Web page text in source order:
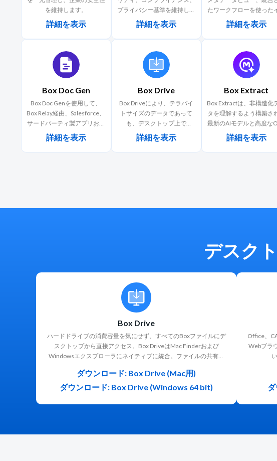
を維持します。
詳細を表示
プライバシー基準を維持しな
がら、企業のコンテンツに内
在する豊富な知識を活用し、
社内のすべての人をよりスマ
ートに、より生産的にしま
す。会議メモの下書きから長
文の調査研究に含まれる重要
な結論の特定まで、さまざま
なリクエストをBox AIに送信
し、数秒で答えを得ることが
できます。また、AIによるイ
ンサイトは、ミッションクリ
つ安心して行えるようにしま
す。
詳細を表示
たワークフローを使った
テリジェントなアプリケ
ョンをチームで簡単に作
きます。
詳細を表示
Box Doc Gen
Box Doc Genを使用して、
Box Relay経由、Salesforce、
サードパーティ製アプリおよ
びカスタムアプリでカスタム
ドキュメントをBox内に動的
に生成できます。
詳細を表示
Box Drive
Box Driveにより、テラバイ
トサイズのデータであって
も、デスクトップ上で
Windowsエクスプローラや
Mac Finderから、Boxファイ
ルに簡単にアクセスできま
のセキュリティによって保護
されます。
詳細を表示
Box Extract
Box Extractは、非構造化
タを理解するよう構築さ
最新のAIモデルと高度な
機能やエージェント型の
手法を組み合わせること
AIを活用したデータ抽出
チームはコンテンツ駆動
ロセスに効果的かつ効率
ようになります。
詳細を表示
デスク
Box Drive
ハードドライブの消費容量を気にせず、すべてのBoxファイルにデ
スクトップから直接アクセス。Box DriveはMac Finderおよび
Windowsエクスプローラにネイティブに統合。ファイルの共有や
ダウンロード: Box Drive (Mac用)
ダウンロード: Box Drive (Windows 64 bit)
Office、
Webブラ